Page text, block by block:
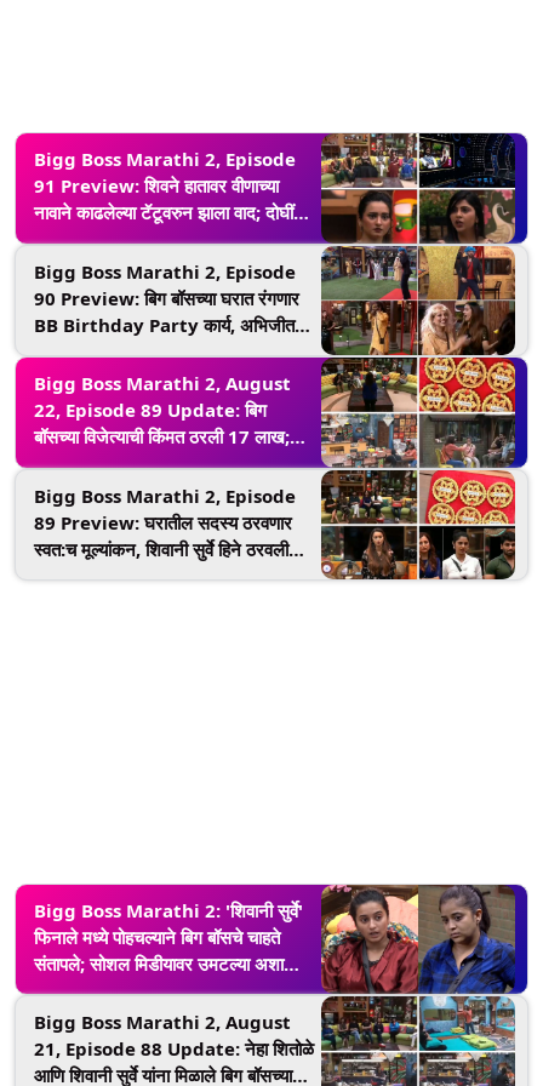
Bigg Boss Marathi 2, Episode
91 Preview: शिवने हातावर वीणाच्या
नावाने काढलेल्या टॅटूवरुन झाला वाद; दोघींच्या
वागण्याचा काय होणार परिणाम?
Bigg Boss Marathi 2, Episode
90 Preview: बिग बॉसच्या घरात रंगणार
BB Birthday Party कार्य, अभिजीत
गाण्यावर ठेका
Bigg Boss Marathi 2, August
22, Episode 89 Update: बिग
बॉसच्या विजेत्याची किंमत ठरली 17 लाख;
आरोह, शिव, वीणा आणि किशोरी झाले
नॉमिनेटेड
Bigg Boss Marathi 2, Episode
89 Preview: घरातील सदस्य ठरवणार
स्वत:च मूल्यांकन, शिवानी सुर्वे हिने ठरवली
Bigg Boss Marathi 2: 'शिवानी सुर्वे'
फिनाले मध्ये पोहचल्याने बिग बॉसचे चाहते
संतापले; सोशल मिडीयावर उमटल्या अशा
प्रतिक्रिया
Bigg Boss Marathi 2, August
21, Episode 88 Update: नेहा शितोळे
आणि शिवानी सुर्वे यांना मिळाले बिग बॉसच्या